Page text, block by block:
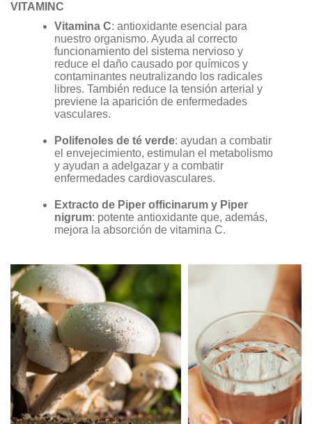
VITAMINC
Vitamina C: antioxidante esencial para
nuestro organismo. Ayuda al correcto
funcionamiento del sistema nervioso y
reduce el daño causado por químicos y
contaminantes neutralizando los radicales
libres. También reduce la tensión arterial y
previene la aparición de enfermedades
vasculares.
Polifenoles de té verde: ayudan a combatir
el envejecimiento, estimulan el metabolismo
y ayudan a adelgazar y a combatir
enfermedades cardiovasculares.
Extracto de Piper officinarum y Piper
nigrum: potente antioxidante que, además,
mejora la absorción de vitamina C.